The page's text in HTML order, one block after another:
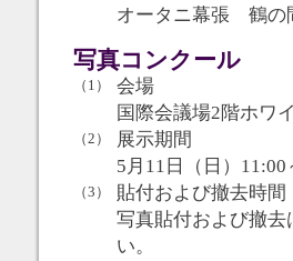
オータニ幕張 鶴の
写真コンクール
（1）
会場
国際会議場2階ホワ
（2）
展示期間
5月11日（日）
（3）
貼付および撤去時間
写真貼付および撤
い。